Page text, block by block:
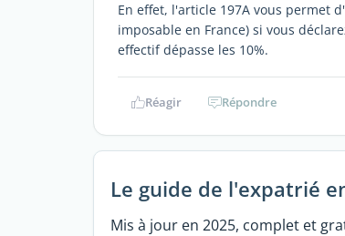
En effet, l'article 197A vous permet
imposable en France) si vous
effectif dépasse les 10%.
Réagir Répondre
Le guide de l'expatrié
Mis à jour en 2025, complet et